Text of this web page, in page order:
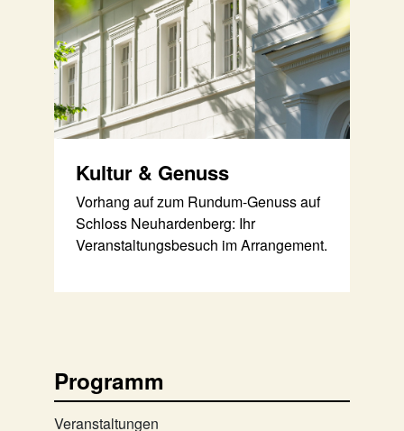
Kultur & Genuss
Vorhang auf zum Rundum-Genuss auf
Schloss Neuhardenberg: Ihr
Veranstaltungsbesuch im Arrangement.
Programm
Veranstaltungen